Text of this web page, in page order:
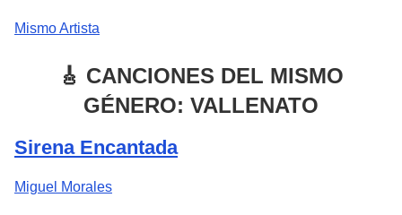
Mismo Artista
🎸 CANCIONES DEL MISMO
GÉNERO: VALLENATO
Sirena Encantada
Miguel Morales